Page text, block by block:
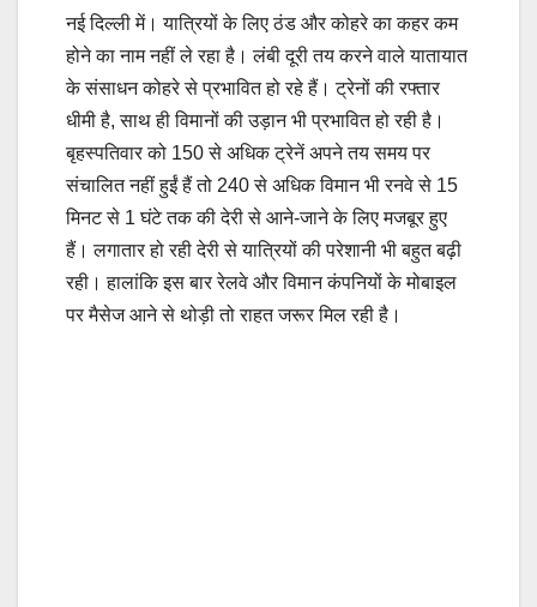
नई दिल्ली में। यात्रियों के लिए ठंड और कोहरे का कहर कम
होने का नाम नहीं ले रहा है। लंबी दूरी तय करने वाले यातायात
के संसाधन कोहरे से प्रभावित हो रहे हैं। ट्रेनों की रफ्तार
धीमी है, साथ ही विमानों की उड़ान भी प्रभावित हो रही है।
बृहस्पतिवार को 150 से अधिक ट्रेनें अपने तय समय पर
संचालित नहीं हुईं हैं तो 240 से अधिक विमान भी रनवे से 15
मिनट से 1 घंटे तक की देरी से आने-जाने के लिए मजबूर हुए
हैं। लगातार हो रही देरी से यात्रियों की परेशानी भी बहुत बढ़ी
रही। हालांकि इस बार रेलवे और विमान कंपनियों के मोबाइल
पर मैसेज आने से थोड़ी तो राहत जरूर मिल रही है।